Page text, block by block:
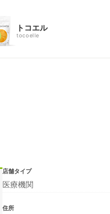
トコエル
tocoelle
店舗タイプ
医療機関
住所